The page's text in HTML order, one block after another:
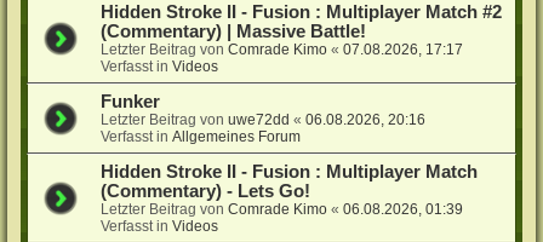
Hidden Stroke II - Fusion : Multiplayer Match #2
(Commentary) | Massive Battle!
Letzter Beitrag vonComrade Kimo «07.08.2026, 17:17
Verfasst inVideos
Funker
Letzter Beitrag vonuwe72dd «06.08.2026, 20:16
Verfasst inAllgemeines Forum
Hidden Stroke II - Fusion : Multiplayer Match
(Commentary) - Lets Go!
Letzter Beitrag vonComrade Kimo «06.08.2026, 01:39
Verfasst inVideos